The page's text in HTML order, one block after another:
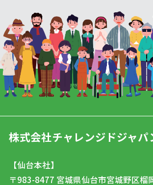
株式会社チャレンジドジャパ
【仙台本社】
〒983-8477 宮城県仙台市宮城野区榴